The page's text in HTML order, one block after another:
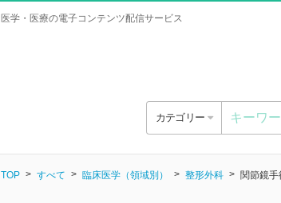
医学・医療の電子コンテンツ配信サービス
カテゴリー
TOP すべて 臨床医学（領域別） 整形外科 関節鏡